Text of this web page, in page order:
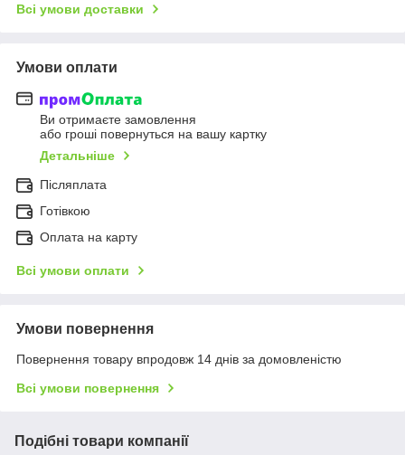
Всі умови доставки
Умови оплати
Ви отримаєте замовлення
або гроші повернуться на вашу картку
Детальніше
Післяплата
Готівкою
Оплата на карту
Всі умови оплати
Умови повернення
Повернення товару впродовж 14 днів за домовленістю
Всі умови повернення
Подібні товари компанії